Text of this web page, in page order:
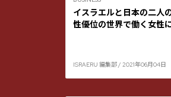
イスラエルと日本の二人
性優位の世界で働く女性
ISRAERU 編集部 / 2021年06月04日